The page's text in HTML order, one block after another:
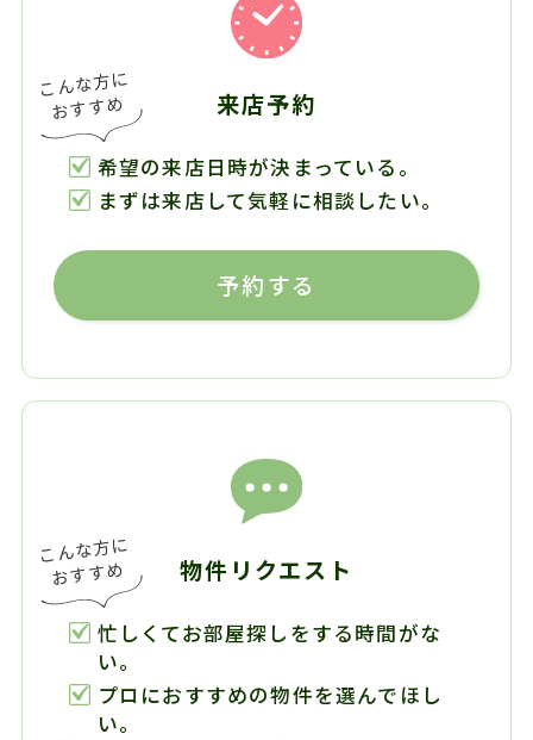
来店予約
希望の来店日時が決まっている。
まずは来店して気軽に相談したい。
予約する
物件リクエスト
忙しくてお部屋探しをする時間がな
い。
プロにおすすめの物件を選んでほし
い。